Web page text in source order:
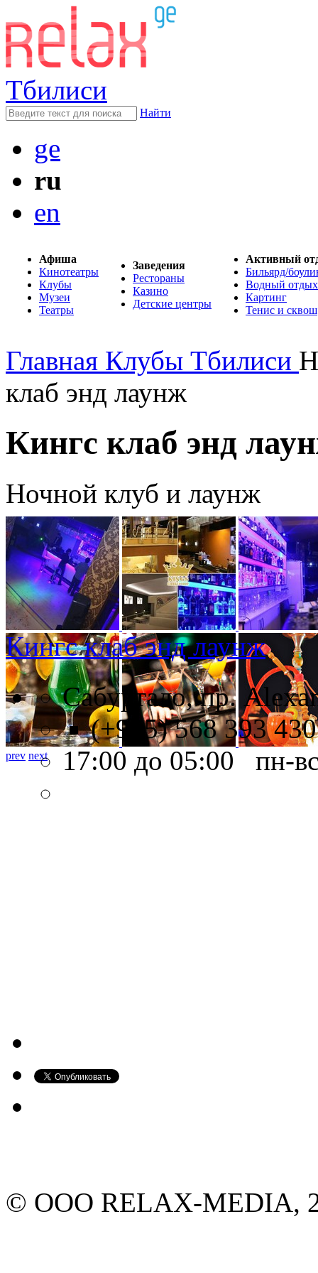
Тбилиси
Найти
ge
ru
en
Афиша
Кинотеатры
Клубы
Музеи
Театры
Заведения
Рестораны
Казино
Детские центры
Активный
Бильярд/
Водный отдых
Картинг
Тенис и сквош
Главная Клубы Тбилиси
клаб энд лаунж
Кингс клаб энд
Ночной клуб и лаунж
prev next
Кингс клаб энд лаунж
Сабуртало, пр.
(+995) 568 393 430
17:00 до 05:00 пн-
© ООО RELAX-MEDIA,